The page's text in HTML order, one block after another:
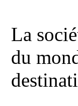
La
du